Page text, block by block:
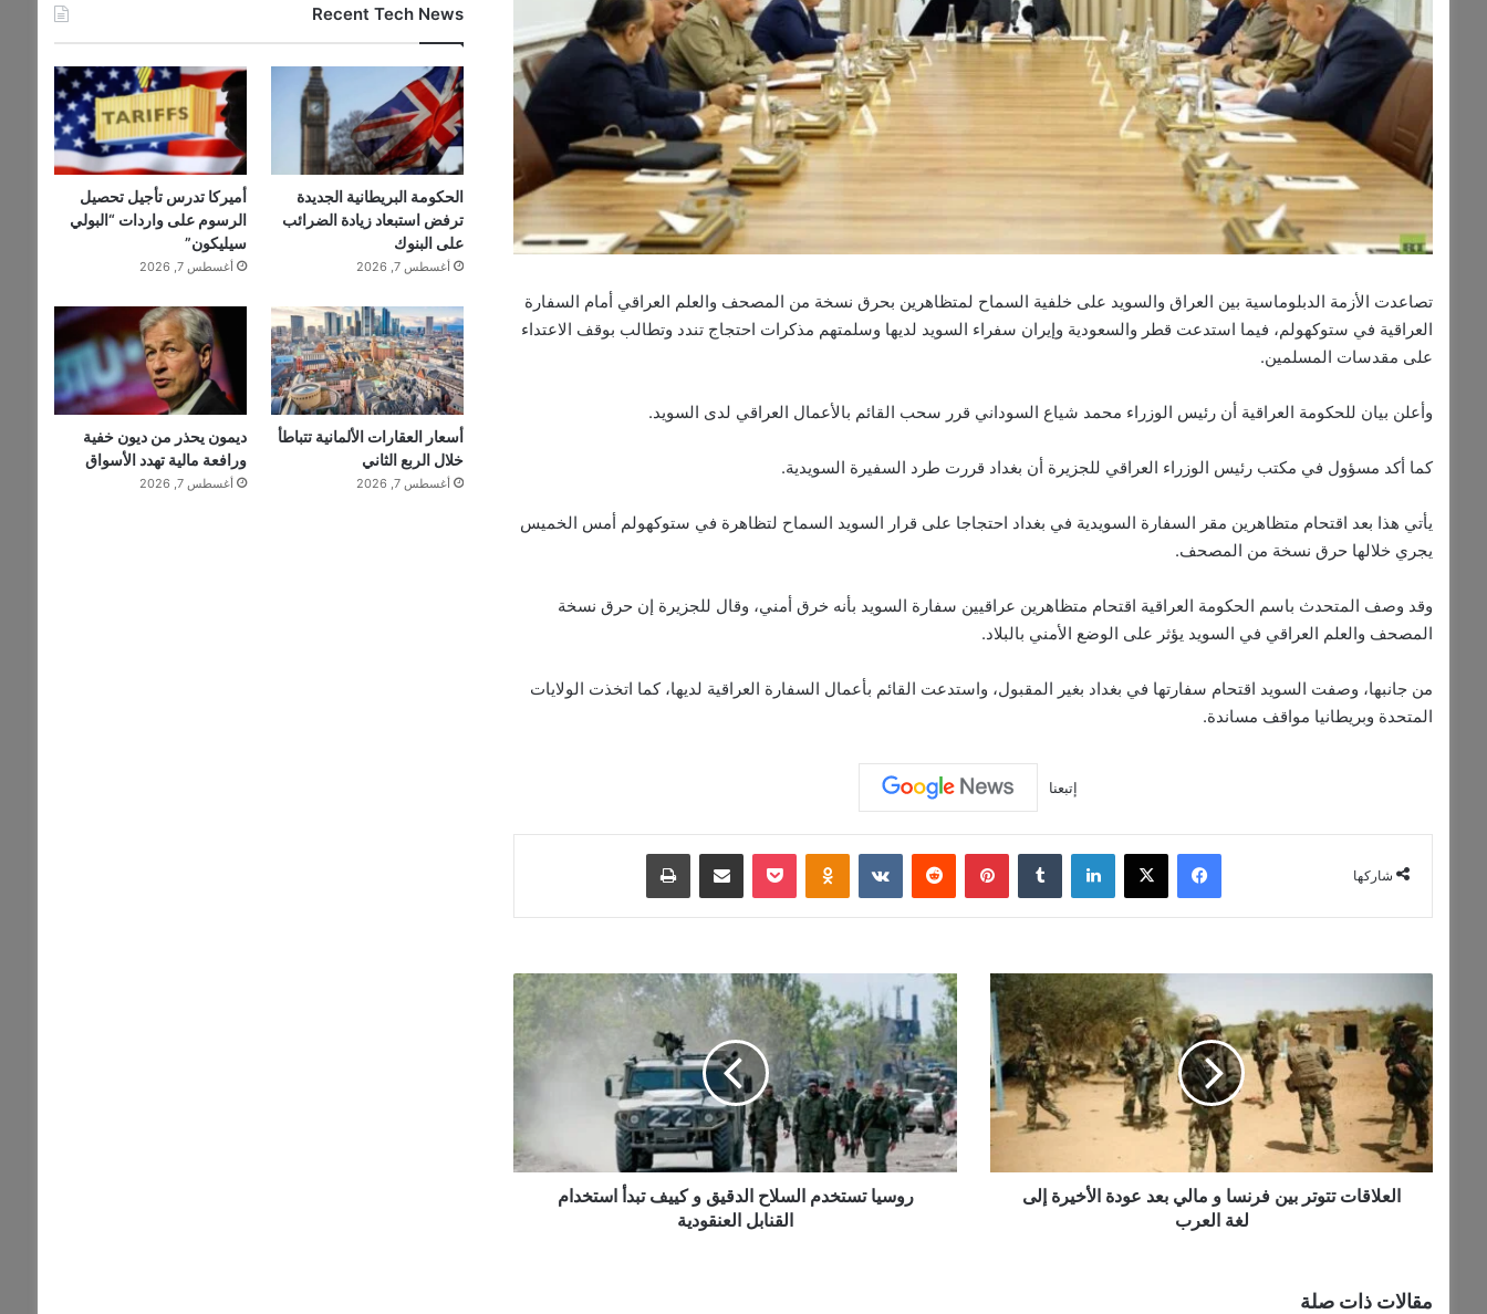
تصاعدت الأزمة الدبلوماسية بين العراق والسويد على خلفية السماح لمتظاهرين بحرق نسخة من المصحف والعلم العراقي أمام السفارة
العراقية في ستوكهولم، فيما استدعت قطر والسعودية وإيران سفراء السويد لديها وسلمتهم مذكرات احتجاج تندد وتطالب بوقف الاعتداء
على مقدسات المسلمين.
وأعلن بيان للحكومة العراقية أن رئيس الوزراء محمد شياع السوداني قرر سحب القائم بالأعمال العراقي لدى السويد.
كما أكد مسؤول في مكتب رئيس الوزراء العراقي للجزيرة أن بغداد قررت طرد السفيرة السويدية.
يأتي هذا بعد اقتحام متظاهرين مقر السفارة السويدية في بغداد احتجاجا على قرار السويد السماح لتظاهرة في ستوكهولم أمس الخميس
يجري خلالها حرق نسخة من المصحف.
وقد وصف المتحدث باسم الحكومة العراقية اقتحام متظاهرين عراقيين سفارة السويد بأنه خرق أمني، وقال للجزيرة إن حرق نسخة
المصحف والعلم العراقي في السويد يؤثر على الوضع الأمني بالبلاد.
من جانبها، وصفت السويد اقتحام سفارتها في بغداد بغير المقبول، واستدعت القائم بأعمال السفارة العراقية لديها، كما اتخذت الولايات
المتحدة وبريطانيا مواقف مساندة.
إتبعنا
شاركها
فيسبوك ‫X لينكدإن ‏Tumblr بينتيريست
‏Reddit
‏VKontakte
Odnoklassniki
‫Pocket مشاركة عبر البريد طباعة
تتوتر
بين
فرنسا
و
مالي
بعد
عودة
الأخيرة
العلاقات تتوتر بين فرنسا و مالي بعد عودة الأخيرة إلى
لغة العرب
روسيا
تستخدم
السلاح
الدقيق
و
كييف
تبدأ
استخدام
القنابل
روسيا تستخدم السلاح الدقيق و كييف تبدأ استخدام
القنابل العنقودية
مقالات ذات صلة
Recent Tech News
الحكومة البريطانية الجديدة
ترفض استبعاد زيادة الضرائب
على البنوك
أغسطس 7, 2026
أميركا تدرس تأجيل تحصيل
الرسوم على واردات “البولي
سيليكون”
أغسطس 7, 2026
أسعار العقارات الألمانية تتباطأ
خلال الربع الثاني
أغسطس 7, 2026
ديمون يحذر من ديون خفية
ورافعة مالية تهدد الأسواق
أغسطس 7, 2026